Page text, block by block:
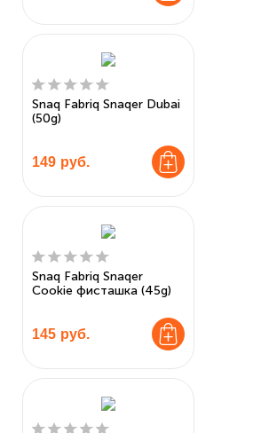
Snaq Fabriq Snaqer Dubai
(50g)
149 руб.
Snaq Fabriq Snaqer
Cookie фисташка (45g)
145 руб.